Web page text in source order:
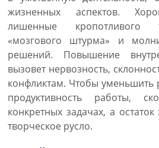
жизненных аспектов.
лишенные кропотливого
«мозгового штурма» и
решений. Повышение
вызовет нервозность,
конфликтам. Чтобы уменьшить
продуктивность работы,
конкретных задачах, а
творческое русло.